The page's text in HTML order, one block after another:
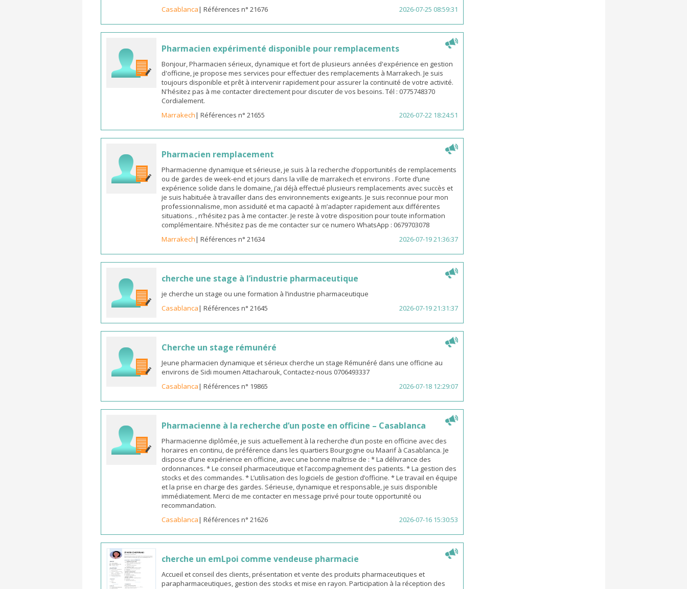
Casablanca| Références n° 21676 2026-07-25 08:59:31
Pharmacien expérimenté disponible pour remplacements
Bonjour, Pharmacien sérieux, dynamique et fort de plusieurs années d'expérience en gestion
d'officine, je propose mes services pour effectuer des remplacements à Marrakech. Je suis
toujours disponible et prêt à intervenir rapidement pour assurer la continuité de votre activité.
N'hésitez pas à me contacter directement pour discuter de vos besoins. Tél : 0775748370
Cordialement.
Marrakech| Références n° 21655 2026-07-22 18:24:51
Pharmacien remplacement
Pharmacienne dynamique et sérieuse, je suis à la recherche d’opportunités de remplacements
ou de gardes de week-end et jours dans la ville de marrakech et environs . Forte d’une
expérience solide dans le domaine, j’ai déjà effectué plusieurs remplacements avec succès et
je suis habituée à travailler dans des environnements exigeants. Je suis reconnue pour mon
professionnalisme, mon assiduité et ma capacité à m’adapter rapidement aux différentes
situations. , n’hésitez pas à me contacter. Je reste à votre disposition pour toute information
complémentaire. N’hésitez pas de me contacter sur ce numero WhatsApp : 0679703078
Marrakech| Références n° 21634 2026-07-19 21:36:37
cherche une stage à l’industrie pharmaceutique
je cherche un stage ou une formation à l’industrie pharmaceutique
Casablanca| Références n° 21645 2026-07-19 21:31:37
Cherche un stage rémunéré
Jeune pharmacien dynamique et sérieux cherche un stage Rémunéré dans une officine au
environs de Sidi moumen Attacharouk, Contactez-nous 0706493337
Casablanca| Références n° 19865 2026-07-18 12:29:07
Pharmacienne à la recherche d’un poste en officine – Casablanca
Pharmacienne diplômée, je suis actuellement à la recherche d’un poste en officine avec des
horaires en continu, de préférence dans les quartiers Bourgogne ou Maarif à Casablanca. Je
dispose d’une expérience en officine, avec une bonne maîtrise de : * La délivrance des
ordonnances. * Le conseil pharmaceutique et l’accompagnement des patients. * La gestion des
stocks et des commandes. * L’utilisation des logiciels de gestion d’officine. * Le travail en équipe
et la prise en charge des gardes. Sérieuse, dynamique et responsable, je suis disponible
immédiatement. Merci de me contacter en message privé pour toute opportunité ou
recommandation.
Casablanca| Références n° 21626 2026-07-16 15:30:53
cherche un emLpoi comme vendeuse pharmacie
Accueil et conseil des clients, présentation et vente des produits pharmaceutiques et
parapharmaceutiques, gestion des stocks et mise en rayon. Participation à la réception des